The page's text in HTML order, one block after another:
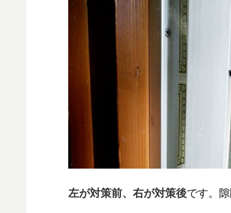
左が対策前、右が対策後です。